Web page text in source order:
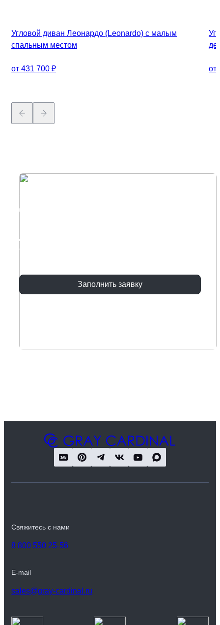
Угловой диван Леонардо (Leonardo) c малым
спальным местом
от 431 700 ₽ от
дизайном под ваш интерьер?
Заполнить заявку
Свяжитесь с нами
8 800 550 25-56
E-mail
sales@gray-cardinal.ru